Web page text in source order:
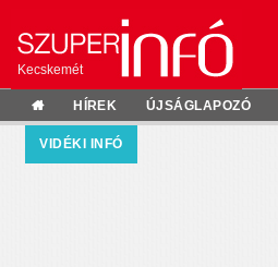
Kecskemét
HÍREK ÚJSÁGLAPOZÓ
VIDÉKI INFÓ